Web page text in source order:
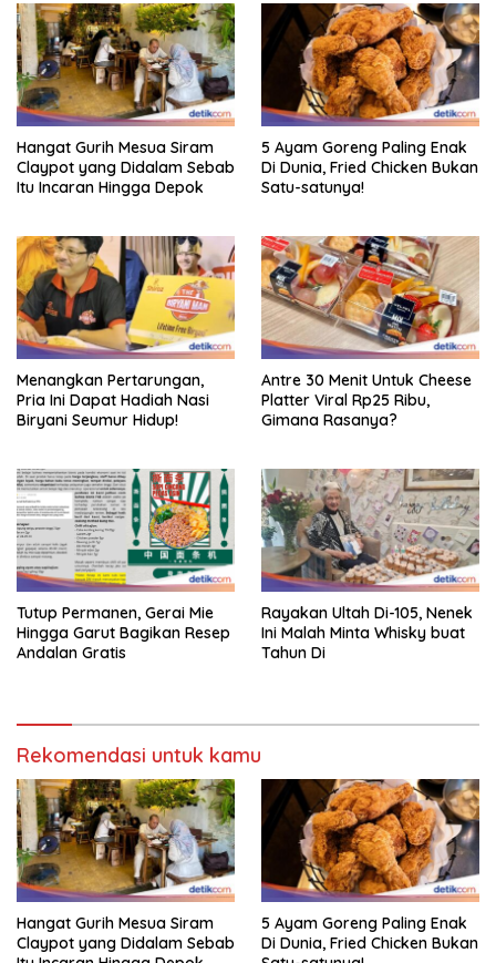
Hangat Gurih Mesua Siram
Claypot yang Didalam Sebab
Itu Incaran Hingga Depok
5 Ayam Goreng Paling Enak
Di Dunia, Fried Chicken Bukan
Satu-satunya!
Menangkan Pertarungan,
Pria Ini Dapat Hadiah Nasi
Biryani Seumur Hidup!
Antre 30 Menit Untuk Cheese
Platter Viral Rp25 Ribu,
Gimana Rasanya?
Tutup Permanen, Gerai Mie
Hingga Garut Bagikan Resep
Andalan Gratis
Rayakan Ultah Di-105, Nenek
Ini Malah Minta Whisky buat
Tahun Di
Rekomendasi untuk kamu
Hangat Gurih Mesua Siram
Claypot yang Didalam Sebab
5 Ayam Goreng Paling Enak
Di Dunia, Fried Chicken Bukan